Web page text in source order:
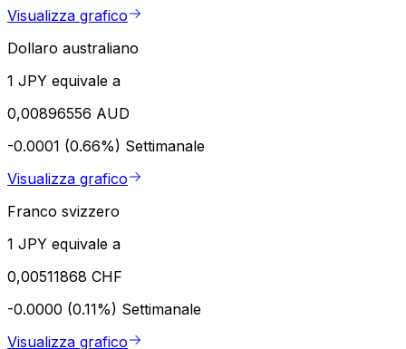
Visualizza grafico
Dollaro australiano
1 JPY equivale a
0,00896556 AUD
-0.0001 (0.66%) Settimanale
Visualizza grafico
Franco svizzero
1 JPY equivale a
0,00511868 CHF
-0.0000 (0.11%) Settimanale
Visualizza grafico